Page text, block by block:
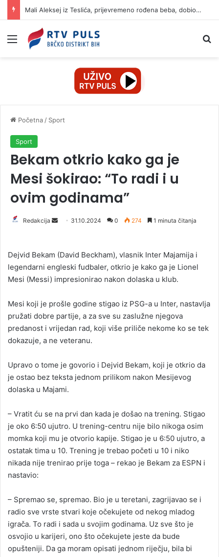
Mali Aleksej iz Teslića, prijevremeno rođena beba, dobio životnu bitku na UKC-u Srpske
Izbornik
Početna / Sport
Sport
Bekam otkrio kako ga je
Mesi šokirao: “To radi i u
ovim godinama”
Redakcija
d
a
n
m
a
i
31.10.2024 0 274 1 minuta čitanja
Dejvid Bekam (David Beckham), vlasnik Inter Majamija i
legendarni engleski fudbaler, otkrio je kako ga je Lionel
Mesi (Messi) impresionirao nakon dolaska u klub.
Mesi koji je prošle godine stigao iz PSG-a u Inter, nastavlja
pružati dobre partije, a za sve su zaslužne njegova
predanost i vrijedan rad, koji više priliče nekome ko se tek
dokazuje, a ne veteranu.
Upravo o tome je govorio i Dejvid Bekam, koji je otkrio da
je ostao bez teksta jednom prilikom nakon Mesijevog
dolaska u Majami.
– Vratit ću se na prvi dan kada je došao na trening. Stigao
je oko 6:50 ujutro. U trening-centru nije bilo nikoga osim
momka koji mu je otvorio kapije. Stigao je u 6:50 ujutro, a
ostatak tima u 10. Trening je trebao početi u 10 i niko
nikada nije trenirao prije toga – rekao je Bekam za ESPN i
nastavio:
– Spremao se, spremao. Bio je u teretani, zagrijavao se i
radio sve vrste stvari koje očekujete od nekog mladog
igrača. To radi i sada u svojim godinama. Uz sve što je
osvojio u karijeri, ono što očekujete jeste da bude
opušteniji. Da ga moram opisati jednom riječju, bila bi